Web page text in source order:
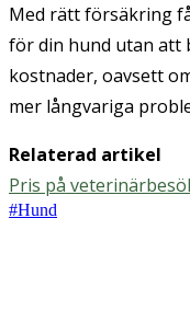
Med rätt försäkring
för din hund utan att
kostnader, oavsett
mer långvariga
Relaterad artikel
Pris på
#Hund